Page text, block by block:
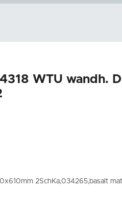
WTU wandh.
2SchKa,034265,basalt